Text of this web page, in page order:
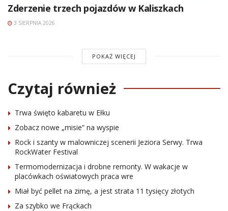
Zderzenie trzech pojazdów w Kaliszkach
3 SIERPNIA 2026
POKAŻ WIĘCEJ
Czytaj również
Trwa święto kabaretu w Ełku
Zobacz nowe „misie” na wyspie
Rock i szanty w malowniczej scenerii Jeziora Serwy. Trwa
RockWater Festival
Termomodernizacja i drobne remonty. W wakacje w
placówkach oświatowych praca wre
Miał być pellet na zimę, a jest strata 11 tysięcy złotych
Za szybko we Frąckach